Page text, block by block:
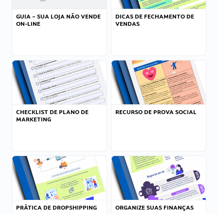
GUIA – SUA LOJA NÃO VENDE
ON-LINE
DICAS DE FECHAMENTO DE
VENDAS
CHECKLIST DE PLANO DE
MARKETING
RECURSO DE PROVA SOCIAL
PRÁTICA DE DROPSHIPPING ORGANIZE SUAS FINANÇAS